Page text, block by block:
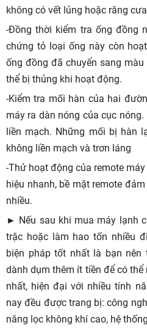
không có vết lủng hoặc răng
-Đồng thời kiểm tra ống đồng
chứng tỏ loại ống này còn
ống đồng đã chuyển sang
thể bị thủng khi hoạt động.
-Kiểm tra mối hàn của hai
máy ra dàn nóng của cục
liền mạch. Những mối bị hàn
không liền mạch và trơn láng
-Thử hoạt động của remote
hiệu nhanh, bề mặt remote
nhiều.
► Nếu sau khi mua máy lạnh
trặc hoặc làm hao tốn nhiều
biện pháp tốt nhất là bạn nên
dành dụm thêm ít tiền để có
nhất, hiện đại với nhiều tính
nay đều được trang bị: công
năng lọc không khí cao, hệ